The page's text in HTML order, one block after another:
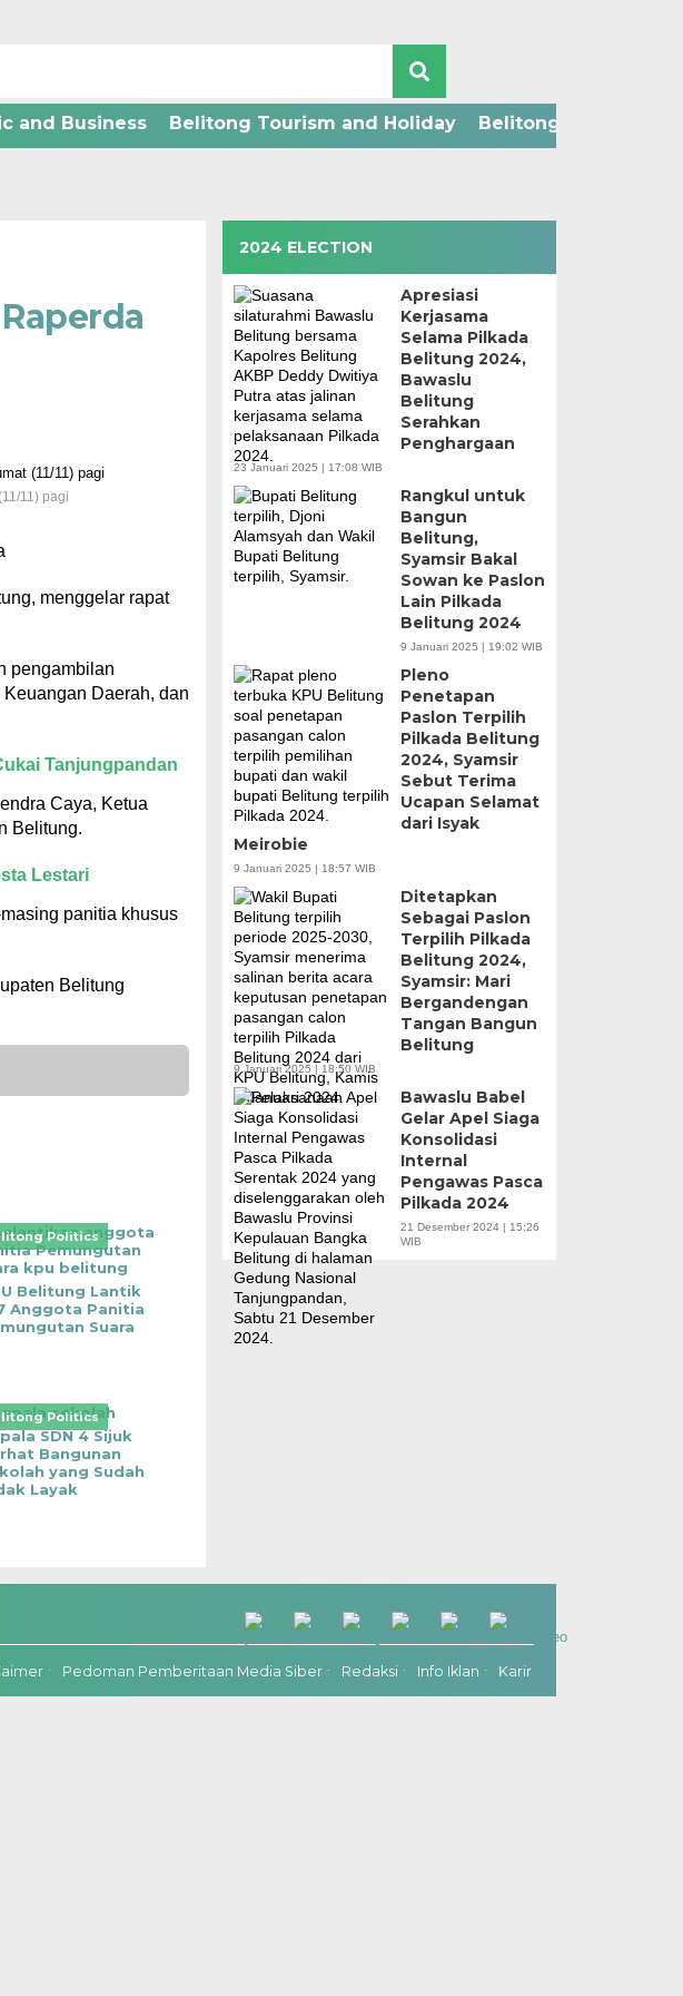
and Business Belitong Tourism and Holiday Belitong Technology
11) pagi
menggelar rapat
pengambilan
Daerah, dan
Tanjungpandan
Caya, Ketua
Belitung.
Lestari
panitia khusus
Belitung
Politics
Belitung Lantik
Anggota Panitia
Suara
Politics
SDN 4 Sijuk
Bangunan
yang Sudah
Layak
2024 ELECTION
Apresiasi
Kerjasama
Selama Pilkada
Belitung 2024,
Bawaslu
Belitung
Serahkan
Penghargaan
23 Januari 2025 | 17:08 WIB
Rangkul untuk
Bangun
Belitung,
Syamsir Bakal
Sowan ke Paslon
Lain Pilkada
Belitung 2024
9 Januari 2025 | 19:02 WIB
Pleno
Penetapan
Paslon Terpilih
Pilkada Belitung
2024, Syamsir
Sebut Terima
Ucapan Selamat
dari Isyak
Meirobie
9 Januari 2025 | 18:57 WIB
Ditetapkan
Sebagai Paslon
Terpilih Pilkada
Belitung 2024,
Syamsir: Mari
Bergandengan
Tangan Bangun
Belitung
9 Januari 2025 | 18:50 WIB
Bawaslu Babel
Gelar Apel Siaga
Konsolidasi
Internal
Pengawas Pasca
Pilkada 2024
21 Desember 2024 | 15:26
WIB
Pedoman Pemberitaan Media Siber Redaksi Info Iklan Karir